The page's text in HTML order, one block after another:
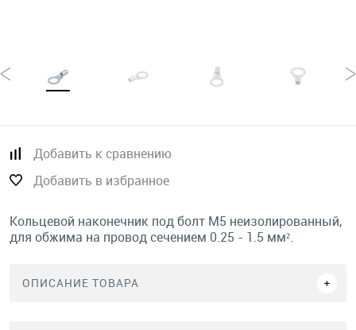
Добавить к сравнению
Добавить в избранное
Кольцевой наконечник под болт М5 неизолированный,
для обжима на провод сечением 0.25 - 1.5 мм².
ОПИСАНИЕ ТОВАРА